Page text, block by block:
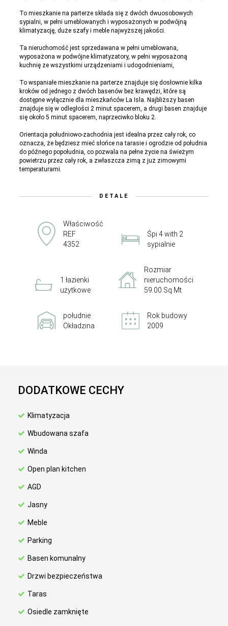
To mieszkanie na parterze składa się z dwóch dwuosobowych
sypialni, w pełni umeblowanych i wyposażonych w podwójną
klimatyzację, duże szafy i meble najwyższej jakości.
Ta nieruchomość jest sprzedawana w pełni umeblowana,
wyposażona w podwójne klimatyzatory, w pełni wyposażoną
kuchnię ze wszystkimi urządzeniami i udogodnieniami,
To wspaniałe mieszkanie na parterze znajduje się dosłownie kilka
kroków od jednego z dwóch basenów bez krawędzi, które są
dostępne wyłącznie dla mieszkańców La Isla. Najbliższy basen
znajduje się w odległości 2 minut spacerem, a drugi basen znajduje
się około 5 minut spacerem, naprzeciwko bloku 2.
Orientacja południowo-zachodnia jest idealna przez cały rok, co
oznacza, że będziesz mieć słońce na tarasie i ogrodzie od południa
do późnego popołudnia, co pozwala na pełne życie na świeżym
powietrzu przez cały rok, a zwłaszcza zimą z już zimowymi
temperaturami.
DETALE
Właściwość
REF
4352
Śpi 4 with 2
sypialnie
1 łazienki
użytkowe
Rozmiar
nieruchomości
59.00 Sq Mt
południe
Okładzina
Rok budowy
2009
DODATKOWE CECHY
Klimatyzacja
Wbudowana szafa
Winda
Open plan kitchen
AGD
Jasny
Meble
Parking
Basen komunalny
Drzwi bezpieczeństwa
Taras
Osiedle zamknięte